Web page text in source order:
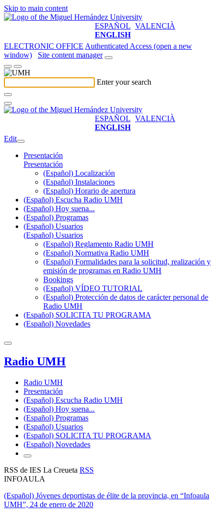
Skip to main content
ESPAÑOL VALENCIÀ
ENGLISH
ELECTRONIC OFFICE Authenticated Access (open a new
window)
Site content manager
Enter your search
ESPAÑOL VALENCIÀ
ENGLISH
Edit
Presentación
Presentación
(Español) Localización
(Español) Instalaciones
(Español) Horario de apertura
(Español) Escucha Radio UMH
(Español) Hoy suena...
(Español) Programas
(Español) Usuarios
(Español) Usuarios
(Español) Reglamento Radio UMH
(Español) Normativa Radio UMH
(Español) Formalidades para la solicitud, realización y
emisión de programas en Radio UMH
Bookings
(Español) VÍDEO TUTORIAL
(Español) Protección de datos de carácter personal de
Radio UMH
(Español) SOLICITA TU PROGRAMA
(Español) Novedades
Radio UMH
Radio UMH
Presentación
(Español) Escucha Radio UMH
(Español) Hoy suena...
(Español) Programas
(Español) Usuarios
(Español) SOLICITA TU PROGRAMA
(Español) Novedades
RSS de IES La Creueta RSS
INFOAULA
(Español) Jóvenes deportistas de élite de la provincia, en “Infoaula
UMH”, 24 de enero de 2020